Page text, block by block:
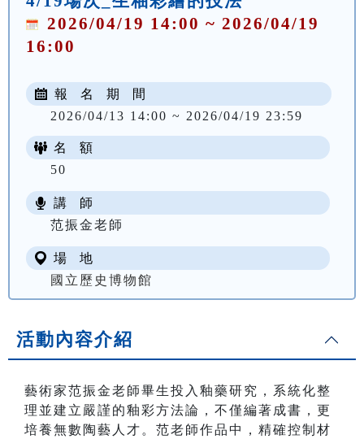
2026/04/19 14:00 ~ 2026/04/19
16:00
報 名 期 間
2026/04/13 14:00 ~ 2026/04/19 23:59
名 額
50
講 師
范振金老師
場 地
國立歷史博物館
活動內容介紹
藝術家范振金老師畢生投入釉藥研究，系統化整
理並建立嚴謹的釉彩方法論，不僅編著成書，更
培養無數陶藝人才。范老師作品中，精確控制材